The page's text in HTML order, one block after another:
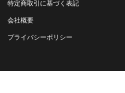
特定商取引に基づく表記
会社概要
プライバシーポリシー